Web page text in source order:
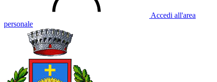
Accedi all'area
personale